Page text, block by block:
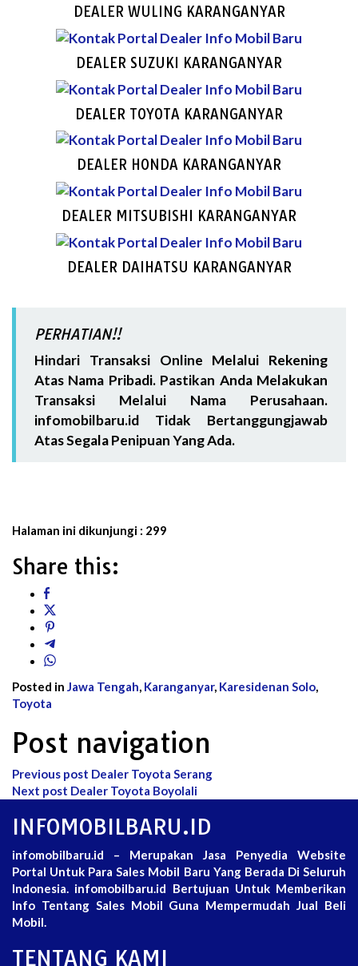
DEALER WULING KARANGANYAR
DEALER SUZUKI KARANGANYAR
DEALER TOYOTA KARANGANYAR
DEALER HONDA KARANGANYAR
DEALER MITSUBISHI KARANGANYAR
DEALER DAIHATSU KARANGANYAR
PERHATIAN!!
Hindari Transaksi Online Melalui Rekening
Atas Nama Pribadi. Pastikan Anda Melakukan
Transaksi Melalui Nama Perusahaan.
infomobilbaru.id Tidak Bertanggungjawab
Atas Segala Penipuan Yang Ada.
Halaman ini dikunjungi : 299
Share this:
Posted in Jawa Tengah Karanganyar, Karesidenan Solo
Toyota
Post navigation
Previous post Dealer Toyota Serang
Next post Dealer Toyota Boyolali
INFOMOBILBARU.ID
infomobilbaru.id – Merupakan Jasa Penyedia Website
Portal Untuk Para Sales Mobil Baru Yang Berada Di Seluruh
Indonesia. infomobilbaru.id Bertujuan Untuk Memberikan
Info Tentang Sales Mobil Guna Mempermudah Jual Beli
Mobil.
TENTANG KAMI